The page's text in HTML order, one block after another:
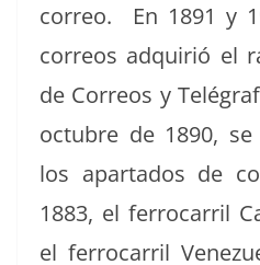
correo. En 1891 y
corre­os adquir­ió el
de Corre­os y
octubre de 1890,
los aparta­dos de
1883, el fer­ro­car­ril
el fer­ro­car­ril